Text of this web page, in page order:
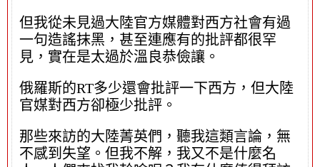
但我從未見過大陸官方媒體對西方社會有過
一句造謠抹黑，甚至連應有的批評都很罕
見，實在是太過於溫良恭儉讓。
俄羅斯的RT多少還會批評一下西方，但大陸
官媒對西方卻極少批評。
那些來訪的大陸菁英們，聽我這類言論，無
不感到失望。但我不解，我又不是什麼名